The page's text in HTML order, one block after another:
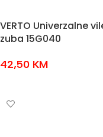
VERTO Univerzalne
zuba 15G040
42,50 KM